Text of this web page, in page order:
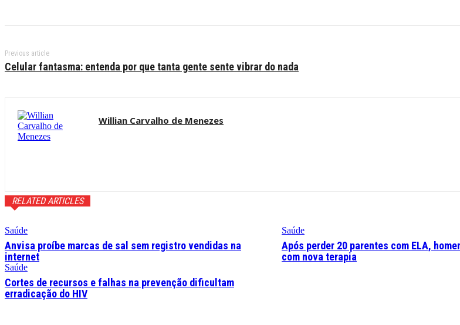
Previous article
Celular fantasma: entenda por que tanta gente sente vibrar do nada
Willian Carvalho de Menezes
RELATED ARTICLES
Saúde
Anvisa proíbe marcas de sal sem registro vendidas na
internet
Saúde
Após perder 20 parentes com ELA,
com nova terapia
Saúde
Cortes de recursos e falhas na prevenção dificultam
erradicação do HIV